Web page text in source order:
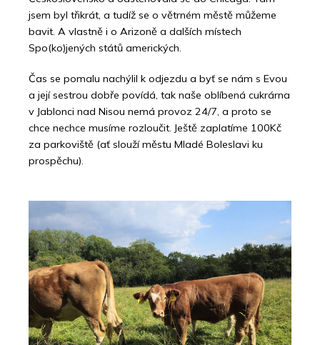
jsem byl třikrát, a tudíž se o větrném městě můžeme
bavit. A vlastně i o Arizoně a dalších místech
Spo(ko)jených států amerických.
Čas se pomalu nachýlil k odjezdu a byť se nám s Evou
a její sestrou dobře povídá, tak naše oblíbená cukrárna
v Jablonci nad Nisou nemá provoz 24/7, a proto se
chce nechce musíme rozloučit. Ještě zaplatíme 100Kč
za parkoviště (ať slouží městu Mladé Boleslavi ku
prospěchu).